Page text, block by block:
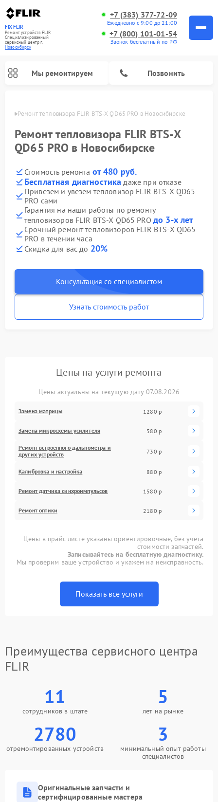
FIX-FLIR
Ремонт устройств FLIR
Специализированный
cервисный центр г.
Новосибирск
+7 (383) 377-72-09
Ежедневно с 9:00 до 21:00
+7 (800) 101-01-54
Звонок бесплатный по РФ
Мы ремонтируем Позвонить
Ремонт тепловизора FLIR BTS-X QD65 PRO в Новосибирске
Ремонт тепловизора FLIR BTS-X
QD65 PRO в Новосибирске
Стоимость ремонта от 480 руб.
Бесплатная диагностика даже при отказе
Привезем и увезем тепловизор FLIR BTS-X QD65
PRO сами
Гарантия на наши работы по ремонту
тепловизоров FLIR BTS-X QD65 PRO до 3-х лет
Срочный ремонт тепловизоров FLIR BTS-X QD65
PRO в течении часа
Скидка для вас до 20%
Консультация со специалистом
Узнать стоимость работ
Цены на услуги ремонта
Цены актуальны на текущую дату 07.08.2026
Замена матрицы 1280 р
Замена микросхемы усилителя 580 р
Ремонт встроенного дальнометра и
других устройств
730 р
Калибровка и настройка 880 р
Ремонт датчика синхроимпульсов 1580 р
Ремонт оптики 2180 р
Цены в прайс-листе указаны ориентировочные, без учета
стоимости запчастей.
Записывайтесь на бесплатную диагностику.
Мы проверим ваше устройство и укажем на неисправность.
Показать все услуги
Преимущества сервисного центра
FLIR
11
сотрудников в штате
5
лет на рынке
2780
отремонтированных устройств
3
минимальный опыт работы
специалистов
Оригинальные запчасти и
сертифицированные мастера